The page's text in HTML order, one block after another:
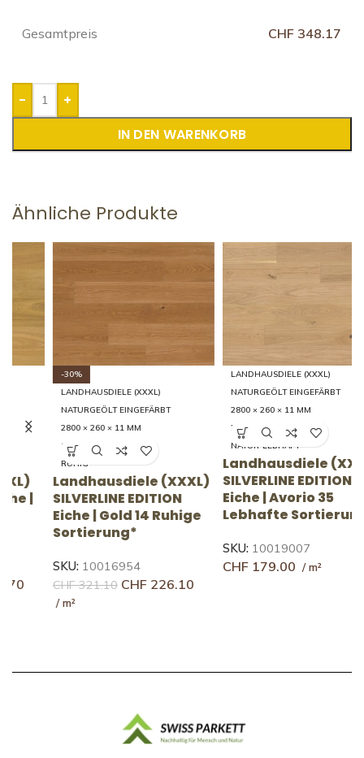
Gesamtpreis CHF 348.17
-
+
IN DEN WARENKORB
Ähnliche Produkte
LANDHAUSDIELE (XXXL)
NATURGEÖLT EINGEFÄRBT
2800 × 260 × 11 MM
14 RUHIG
Landhausdiele (XXXL)
SILVERLINE EDITION
Eiche | Gold 14 Ruhige
Sortierung*
10016954
CHF
321.10 CHF226.10
LANDHAUSDIELE (XXXL)
NATURGEÖLT EINGEFÄRBT
2800 × 260 × 11 MM
35 LEBHAFT
NATUR-LEBHAFT
Landhausdiele (XXXL)
SILVERLINE EDITION
Eiche | Avorio 35
Lebhafte Sortierung
10019007
179.00